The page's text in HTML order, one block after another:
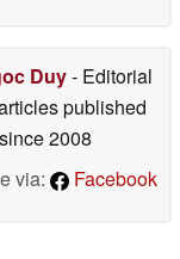
Duy- Editorial
published
since 2008
via:
Facebook